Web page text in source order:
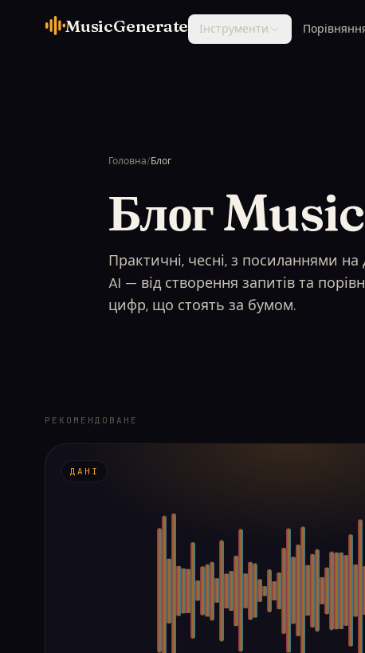
MusicGenerate Інструменти
Головна/Блог
Блог
Практичні, чесні, з посиланнями
AI — від створення запитів та
цифр, що стоять за бумом.
РЕКОМЕНДОВАНЕ
ДАНІ